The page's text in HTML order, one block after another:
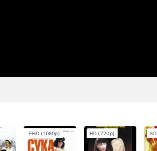
FHD (1080p) HD (720p) SD